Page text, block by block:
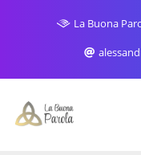
La Buona